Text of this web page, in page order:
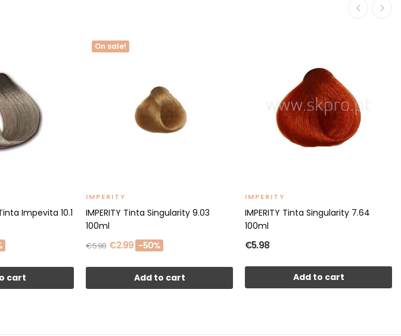
Impevita 10.1
cart
On sale!
IMPERITY
IMPERITY Tinta Singularity 9.03
100ml
€5.98 €2.99 -50%
Add to cart
IMPERITY
IMPERITY Tinta Singularity 7.64
100ml
€5.98
Add to cart